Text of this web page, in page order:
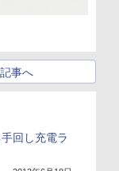
記事へ
回し充電ラ